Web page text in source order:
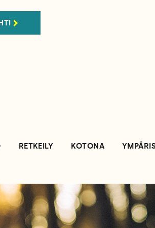
RETKEILY KOTONA